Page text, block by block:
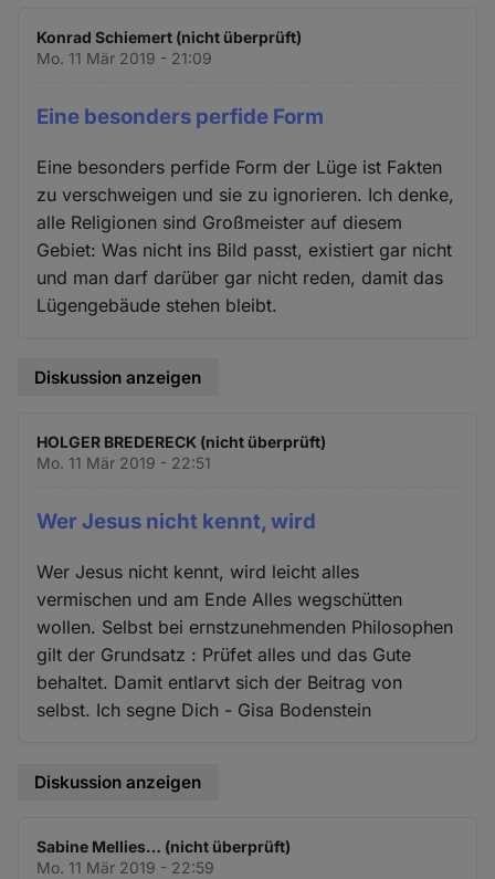
Konrad Schiemert (nicht überprüft)
Mo. 11 Mär 2019 - 21:09
Eine besonders perfide Form
Eine besonders perfide Form der Lüge ist Fakten
zu verschweigen und sie zu ignorieren. Ich denke,
alle Religionen sind Großmeister auf diesem
Gebiet: Was nicht ins Bild passt, existiert gar nicht
und man darf darüber gar nicht reden, damit das
Lügengebäude stehen bleibt.
Diskussion anzeigen
HOLGER BREDERECK (nicht überprüft)
Mo. 11 Mär 2019 - 22:51
Wer Jesus nicht kennt, wird
Wer Jesus nicht kennt, wird leicht alles
vermischen und am Ende Alles wegschütten
wollen. Selbst bei ernstzunehmenden Philosophen
gilt der Grundsatz : Prüfet alles und das Gute
behaltet. Damit entlarvt sich der Beitrag von
selbst. Ich segne Dich - Gisa Bodenstein
Diskussion anzeigen
Sabine Mellies… (nicht überprüft)
Mo. 11 Mär 2019 - 22:59